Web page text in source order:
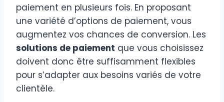
paiement en plusieurs fois. En proposant
une variété d’options de paiement, vous
augmentez vos chances de conversion. Les
solutions de paiement que vous choisissez
doivent donc être suffisamment flexibles
pour s’adapter aux besoins variés de votre
clientèle.